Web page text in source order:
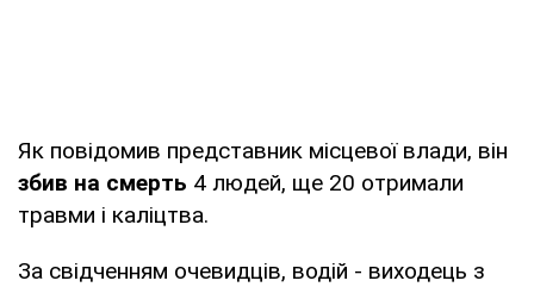
Як повідомив представник місцевої влади, він
збив на смерть 4 людей, ще 20 отримали
травми і каліцтва.
За свідченням очевидців, водій - виходець з